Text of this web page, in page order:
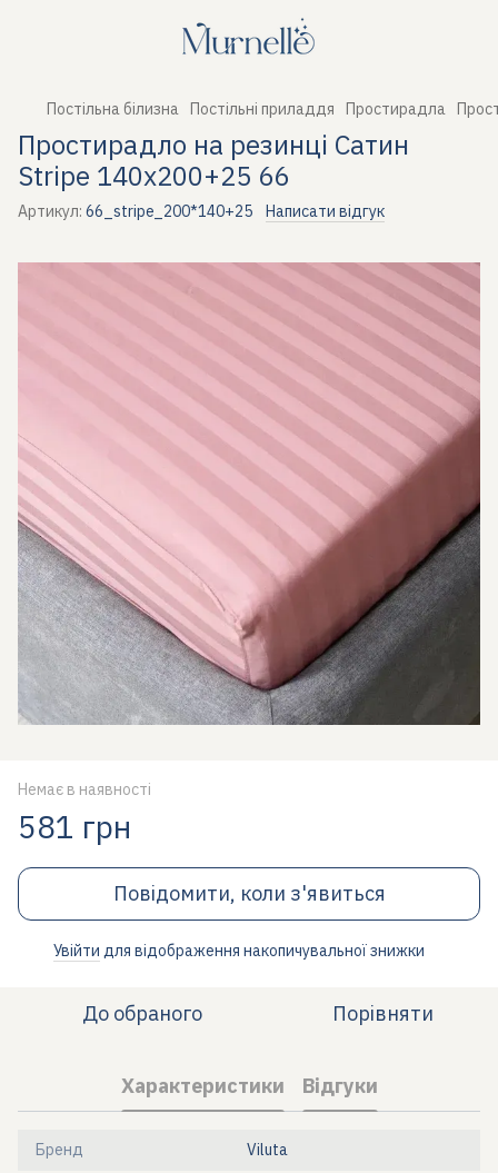
Постільна білизна Постільні приладдя Простирадла
Простирадло на резинці Сатин
Stripe 140х200+25 66
Артикул: 66_stripe_200*140+25 Написати відгук
Немає в наявності
581 грн
Повідомити, коли з'явиться
Увійти для відображення накопичувальної знижки
До обраного Порівняти
Характеристики Відгуки
Бренд Viluta